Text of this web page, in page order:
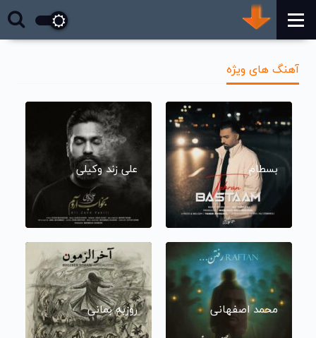
آهنگ های ویژه
بسطام علی زند وکیلی
محمد اصفهانی روزبه بمانی